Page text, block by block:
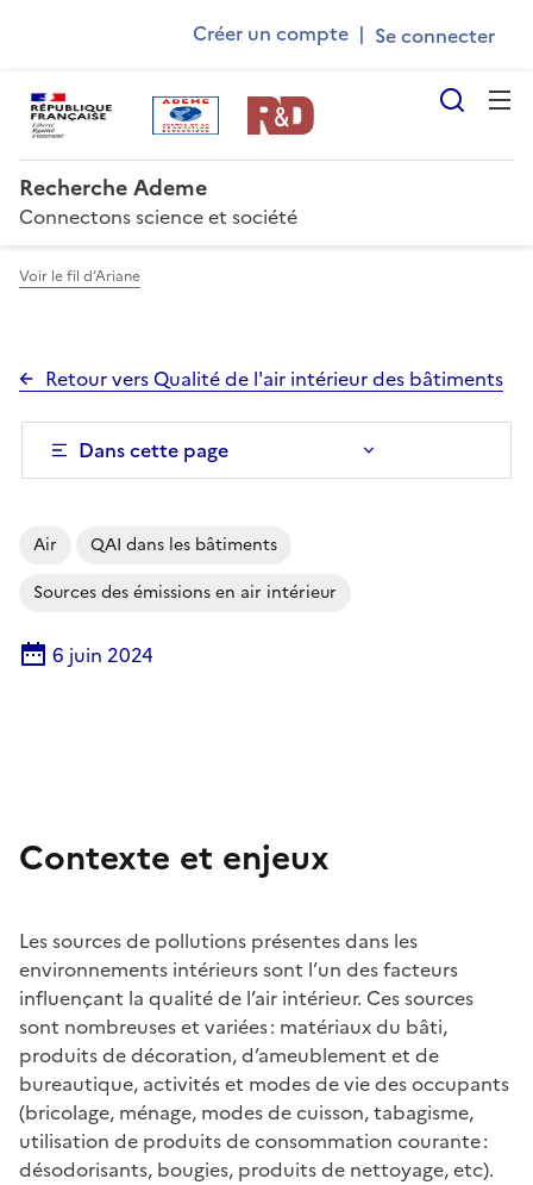
principal
Ademe
account
menu
Créer un compte |
Recherche Ademe
Connectons science et société
Voir le fil d’Ariane
Retour vers Qualité de l'air intérieur des bâtiments
Dans cette page
Air
QAI dans les bâtiments
Sources des émissions en air intérieur
6 juin 2024
Contexte et enjeux
Les sources de pollutions présentes dans les
environnements intérieurs sont l’un des facteurs
influençant la qualité de l’air intérieur. Ces sources
sont nombreuses et variées : matériaux du bâti,
produits de décoration, d’ameublement et de
bureautique, activités et modes de vie des occupants
(bricolage, ménage, modes de cuisson, tabagisme,
utilisation de produits de consommation courante :
désodorisants, bougies, produits de nettoyage, etc).